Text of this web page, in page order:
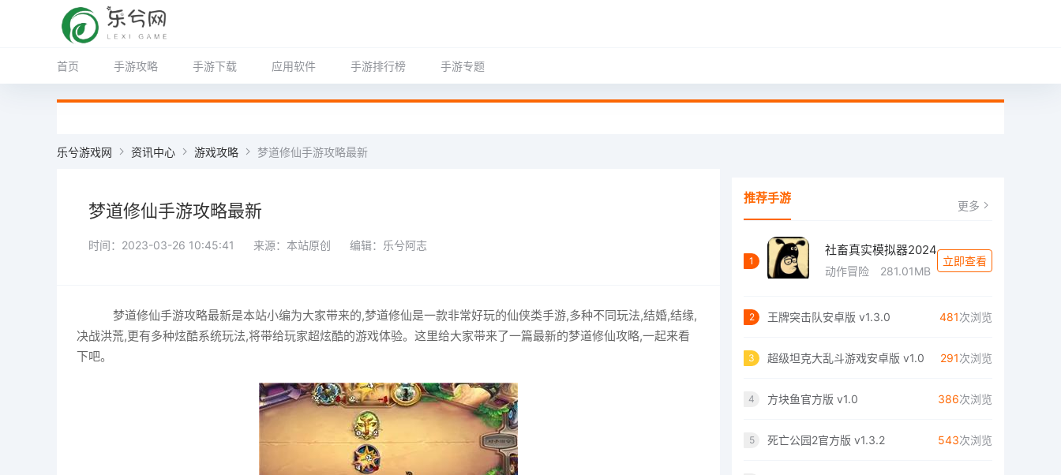
首页 手游攻略 手游下载 应用软件 手游排行榜 手游专题
乐兮游戏网 资讯中心 游戏攻略 梦道修仙手游攻略最新
梦道修仙手游攻略最新
时间：2023-03-26 10:45:41 来源：本站原创 编辑：乐兮阿志
梦道修仙手游攻略最新是本站小编为大家带来的,梦道修仙是一款非常好玩的仙侠类手游,多种不同玩法,结婚,结缘,
决战洪荒,更有多种炫酷系统玩法,将带给玩家超炫酷的游戏体验。这里给大家带来了一篇最新的梦道修仙攻略,一起来看
下吧。
推荐手游 更多
1
社畜真实模拟器2024
动作冒险 281.01MB
立即查看
2 王牌突击队安卓版 v1.3.0 481次浏览
3 超级坦克大乱斗游戏安卓版 v1.0 291次浏览
4 方块鱼官方版 v1.0 386次浏览
5 死亡公园2官方版 v1.3.2 543次浏览